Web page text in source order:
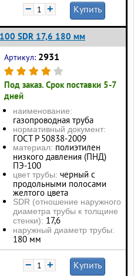
− + Купить
SDR 17,6 180 мм
Артикул: 2931
Под заказ. Срок поставки 5-7
дней
наименование:
газопроводная труба
нормативный документ:
ГОСТ Р 50838-2009
материал: полиэтилен
низкого давления (ПНД)
ПЭ-100
цвет трубы: черный с
продольными полосами
желтого цвета
SDR (отношение наружного
диаметра трубы к толщине
стенки): 17,6
наружный диаметр трубы:
180 мм
− + Купить